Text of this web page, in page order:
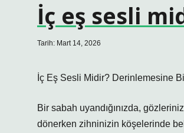
İç eş sesli
Tarih: Mart 14, 2026
İç Eş Sesli Midir? Derinlemesine
Bir sabah uyandığınızda,
dönerken zihninizin köşelerinde